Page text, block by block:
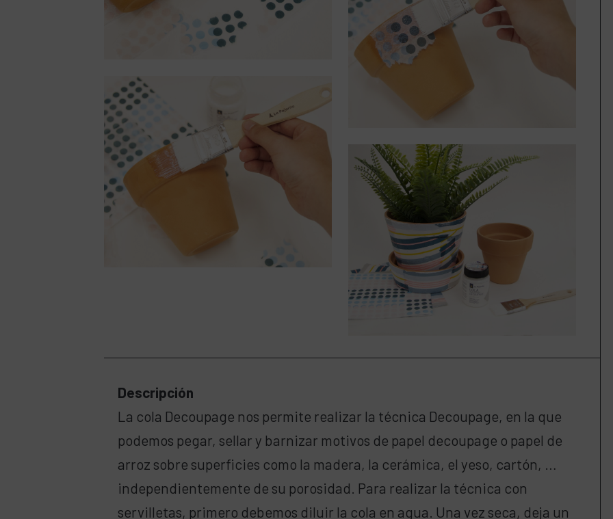
Descripción
La cola Decoupage nos permite realizar la técnica Decoupage, en la que
podemos pegar, sellar y barnizar motivos de papel decoupage o papel de
arroz sobre superficies como la madera, la cerámica, el yeso, cartón, …
independientemente de su porosidad. Para realizar la técnica con
servilletas, primero debemos diluir la cola en agua. Una vez seca, deja un